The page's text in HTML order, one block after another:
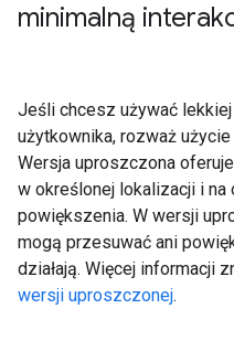
minimalną
Jeśli chcesz używać
użytkownika, rozważ
Wersja uproszczona
w określonej lokalizacji i
powiększenia. W wersji
mogą przesuwać ani
działają. Więcej informacji
wersji uproszczonej.